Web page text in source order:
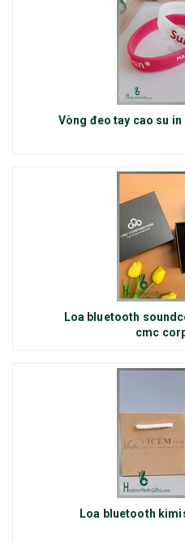
Vòng đeo tay cao su
Loa bluetooth
cmc
Loa bluetooth